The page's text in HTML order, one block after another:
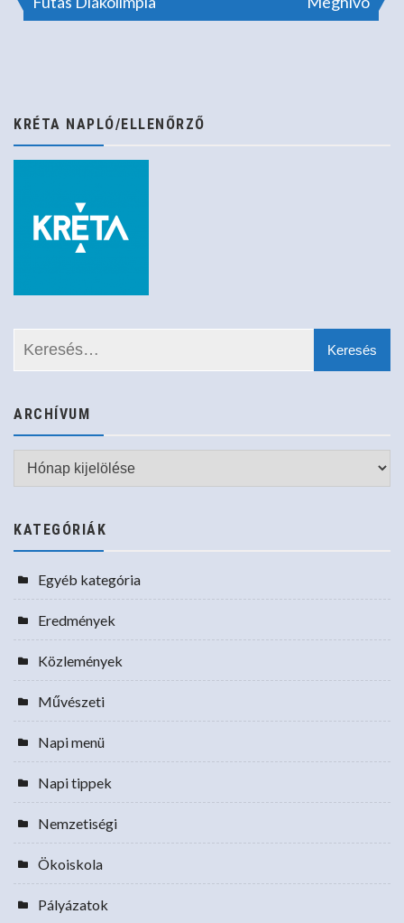
KRÉTA NAPLÓ/ELLENŐRZŐ
ARCHÍVUM
Archívum
KATEGÓRIÁK
Egyéb kategória
Eredmények
Közlemények
Művészeti
Napi menü
Napi tippek
Nemzetiségi
Ökoiskola
Pályázatok